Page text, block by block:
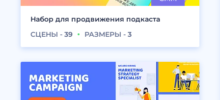
Набор для продвижения подкаста
СЦЕНЫ - 39 РАЗМЕРЫ - 3